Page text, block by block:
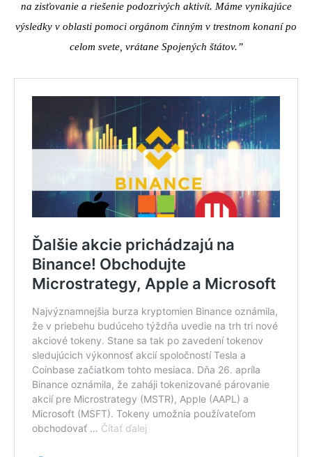
na zisťovanie a riešenie podozrivých aktivít. Máme vynikajúce
výsledky v oblasti pomoci orgánom činným v trestnom konaní po
celom svete, vrátane Spojených štátov.”